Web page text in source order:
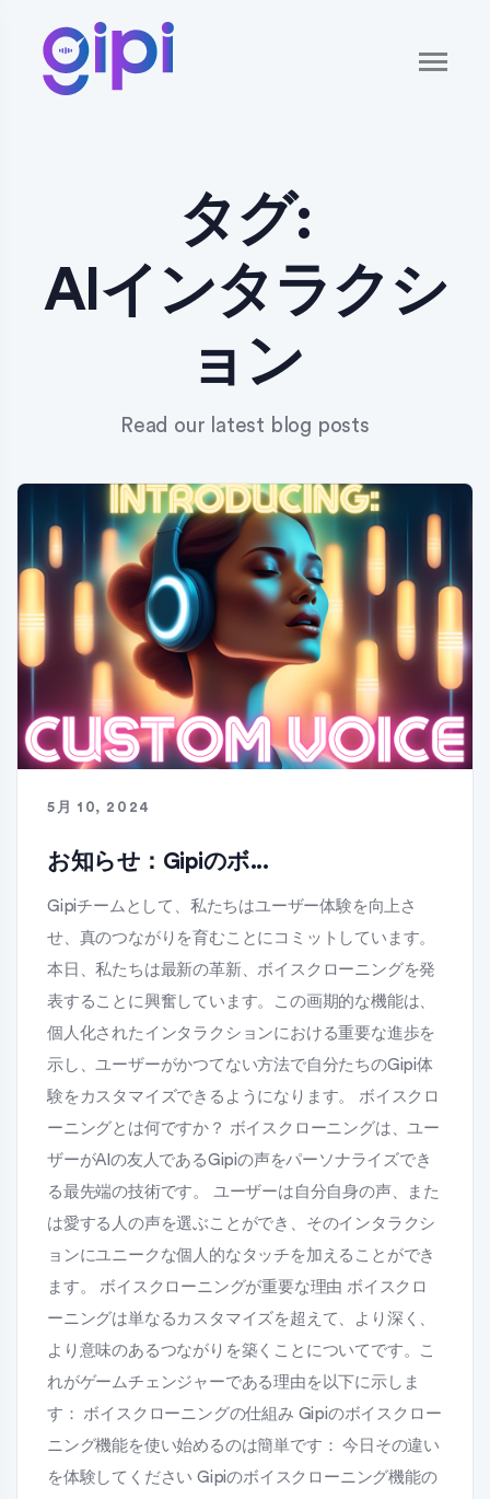
タグ:
AIインタラクシ
ョン
Read our latest blog posts
5月 10, 2024
お知らせ：Gipiのボ...
Gipiチームとして、私たちはユーザー体験を向上さ
せ、真のつながりを育むことにコミットしています。
本日、私たちは最新の革新、ボイスクローニングを発
表することに興奮しています。この画期的な機能は、
個人化されたインタラクションにおける重要な進歩を
示し、ユーザーがかつてない方法で自分たちのGipi体
験をカスタマイズできるようになります。 ボイスクロ
ーニングとは何ですか？ ボイスクローニングは、ユー
ザーがAIの友人であるGipiの声をパーソナライズでき
る最先端の技術です。 ユーザーは自分自身の声、また
は愛する人の声を選ぶことができ、そのインタラクシ
ョンにユニークな個人的なタッチを加えることができ
ます。 ボイスクローニングが重要な理由 ボイスクロ
ーニングは単なるカスタマイズを超えて、より深く、
より意味のあるつながりを築くことについてです。こ
れがゲームチェンジャーである理由を以下に示しま
す： ボイスクローニングの仕組み Gipiのボイスクロー
ニング機能を使い始めるのは簡単です： 今日その違い
を体験してください Gipiのボイスクローニング機能の